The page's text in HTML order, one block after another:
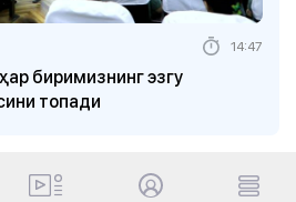
биримизнинг эзгу
топади
14:47